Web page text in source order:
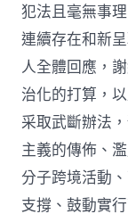
犯法且毫無事
連續存在和新
人全體回應，
治化的打算，
采取武斷辦法
主義的傳佈、
分子跨境活動
支撐、鼓動實